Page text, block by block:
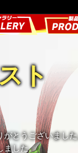
ト
とうございました
ました。